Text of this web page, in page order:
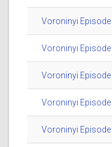
Voroninyi
Voroninyi
Voroninyi
Voroninyi
Voroninyi